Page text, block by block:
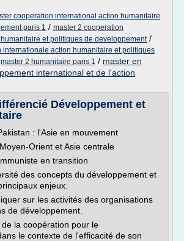
cooperation international action humanitaire
paris 1 / master 2 cooperation
et politiques de developpement/
internationale action humanitaire et politiques
master 2 humanitaire paris 1 / master en
international et de l'action
Développement et
: l'Asie en mouvement
Orient et Asie centrale
en transition
des concepts du développement et
enjeux.
sur les activités des organisations
de développement.
la coopération pour le
le contexte de l'efficacité de son